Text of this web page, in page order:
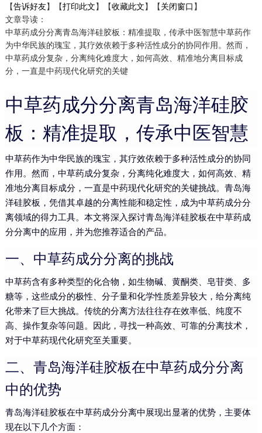
【告诉好友】【打印此文 】【收藏此文 】【 关闭窗口 】
文章导读：
中草药成分分离青岛海洋硅胶板：精准提取，传承中医智慧中草药作
为中华民族的瑰宝，其疗效依赖于多种活性成分的协同作用。然而，
中草药成分复杂，分离纯化难度大，如何高效、精准地分离目标成
分，一直是中药现代化研究的关键
中草药成分分离青岛海洋硅胶
板：精准提取，传承中医智慧
中草药作为中华民族的瑰宝，其疗效依赖于多种活性成分的协同
作用。然而，中草药成分复杂，分离纯化难度大，如何高效、精
准地分离目标成分，一直是中药现代化研究的关键挑战。青岛海
洋硅胶板，凭借其卓越的分离性能和稳定性，成为中草药成分分
离领域的得力工具。本文将深入探讨青岛海洋硅胶板在中草药成
分分离中的应用，并为您推荐适合的产品。
一、中草药成分分离的挑战
中草药含有多种类型的化合物，如生物碱、黄酮类、皂苷类、多
糖等，这些成分的极性、分子量和化学性质差异较大，给分离纯
化带来了巨大挑战。传统的分离方法往往存在效率低、纯度不
高、操作复杂等问题。因此，寻找一种高效、可靠的分离技术，
对于中草药现代化研究至关重要。
二、青岛海洋硅胶板在中草药成分分离
中的优势
青岛海洋硅胶板在中草药成分分离中展现出显著的优势，主要体
现在以下几个方面：